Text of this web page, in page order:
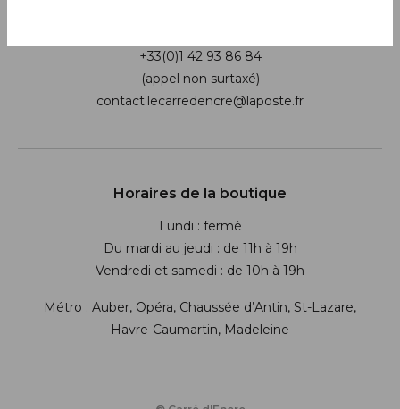
+33(0)1 42 93 86 84
(appel non surtaxé)
contact.lecarredencre@laposte.fr
Horaires de la boutique
Lundi : fermé
Du mardi au jeudi : de 11h à 19h
Vendredi et samedi : de 10h à 19h
Métro : Auber, Opéra, Chaussée d’Antin, St-Lazare,
Havre-Caumartin, Madeleine